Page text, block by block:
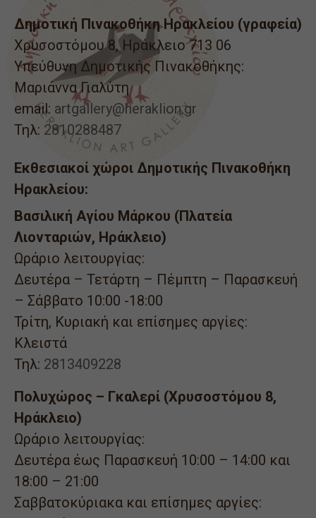
Δημοτική Πινακοθήκη Ηρακλείου (γραφεία)
Χρυσοστόμου 8, Ηράκλειο 713 06
Υπεύθυνη Δημοτικής Πινακοθήκης:
Μαριάννα Γιαλύτη
email: artgallery@heraklion.gr
Τηλ: 2810288487
Εκθεσιακοί χώροι Δημοτικής Πινακοθήκη
Ηρακλείου:
Βασιλική Αγίου Μάρκου (Πλατεία
Λιονταριών, Ηράκλειο)
Ωράριο λειτουργίας:
Δευτέρα – Τετάρτη – Πέμπτη – Παρασκευή
– Σάββατο 10:00 -18:00
Τρίτη, Κυριακή και επίσημες αργίες:
Κλειστά
Τηλ: 2813409228
Πολυχώρος – Γκαλερί (Χρυσοστόμου 8,
Ηράκλειο)
Ωράριο λειτουργίας:
Δευτέρα έως Παρασκευή 10:00 – 14:00 και
18:00 – 21:00
Σαββατοκύριακα και επίσημες αργίες: